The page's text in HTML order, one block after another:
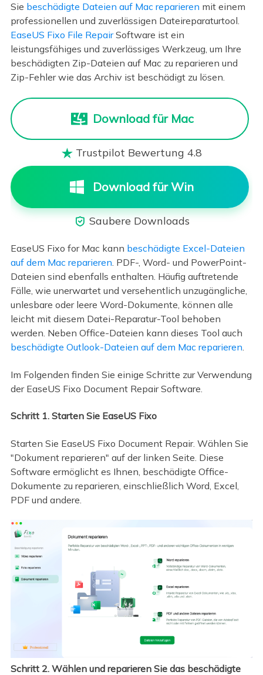
Sie beschädigte Dateien auf Mac reparieren mit einem
professionellen und zuverlässigen Dateireparaturtool.
EaseUS Fixo File RepairSoftware ist ein
leistungsfähiges und zuverlässiges Werkzeug, um Ihre
beschädigten Zip-Dateien auf Mac zu reparieren und
Zip-Fehler wie das Archiv ist beschädigt zu lösen.
Download für Mac
 Trustpilot Bewertung 4.8
Download für Win
 Saubere Downloads
EaseUS Fixo for Mac kann beschädigte Excel-Dateien
auf dem Mac reparieren. PDF-, Word- und PowerPoint-
Dateien sind ebenfalls enthalten. Häufig auftretende
Fälle, wie unerwartet und versehentlich unzugängliche,
unlesbare oder leere Word-Dokumente, können alle
leicht mit diesem Datei-Reparatur-Tool behoben
werden. Neben Office-Dateien kann dieses Tool auch
beschädigte Outlook-Dateien auf dem Mac reparieren.
Im Folgenden finden Sie einige Schritte zur Verwendung
der EaseUS Fixo Document Repair Software.
Schritt 1. Starten Sie EaseUS Fixo
Starten Sie EaseUS Fixo Document Repair. Wählen Sie
"Dokument reparieren" auf der linken Seite. Diese
Software ermöglicht es Ihnen, beschädigte Office-
Dokumente zu reparieren, einschließlich Word, Excel,
PDF und andere.
Schritt 2. Wählen und reparieren Sie das beschädigte